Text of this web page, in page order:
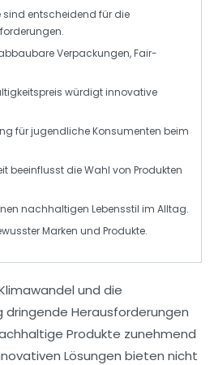
sind entscheidend für die
.
Verpackungen,Fair-
würdigtinnovative
fürjugendliche Konsumenten beim
beeinflusst die Wahl von Produkten
nachhaltigen Lebensstil im Alltag.
Marken und Produkte.
und die
Herausforderungen
Produkte zunehmend
Lösungen bieten nicht